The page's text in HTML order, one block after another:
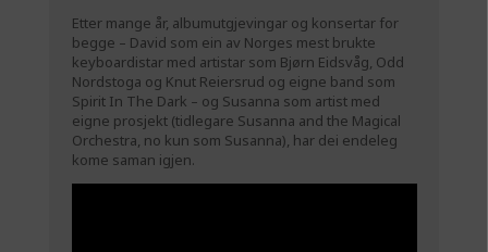
Etter mange år, albumutgjevingar og konsertar for
begge – David som ein av Norges mest brukte
keyboardistar med artistar som Bjørn Eidsvåg, Odd
Nordstoga og Knut Reiersrud og eigne band som
Spirit In The Dark – og Susanna som artist med
eigne prosjekt (tidlegare Susanna and the Magical
Orchestra, no kun som Susanna), har dei endeleg
kome saman igjen.